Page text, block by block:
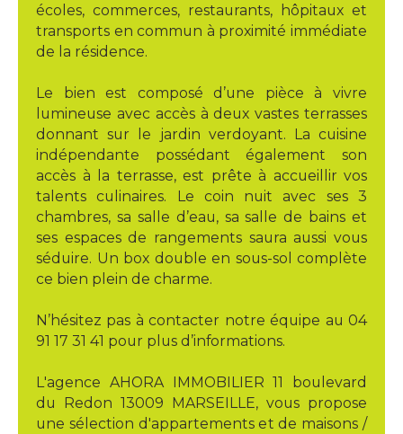
écoles, commerces, restaurants, hôpitaux et
transports en commun à proximité immédiate
de la résidence.
Le bien est composé d’une pièce à vivre
lumineuse avec accès à deux vastes terrasses
donnant sur le jardin verdoyant. La cuisine
indépendante possédant également son
accès à la terrasse, est prête à accueillir vos
talents culinaires. Le coin nuit avec ses 3
chambres, sa salle d’eau, sa salle de bains et
ses espaces de rangements saura aussi vous
séduire. Un box double en sous-sol complète
ce bien plein de charme.
N’hésitez pas à contacter notre équipe au 04
91 17 31 41 pour plus d’informations.
L'agence AHORA IMMOBILIER 11 boulevard
du Redon 13009 MARSEILLE, vous propose
une sélection d'appartements et de maisons /